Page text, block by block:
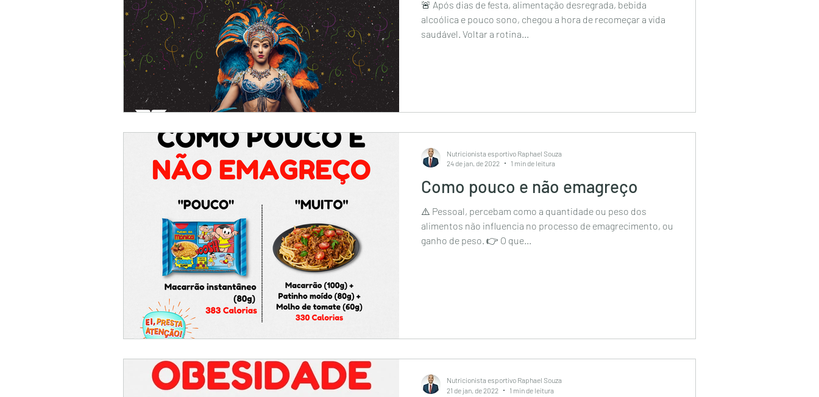
🚨 Após dias de festa, alimentação desregrada, bebida
alcoólica e pouco sono, chegou a hora de recomeçar a vida
saudável. Voltar a rotina...
Como pouco e não emagreço
⚠️ Pessoal, percebam como a quantidade ou peso dos
alimentos não influencia no processo de emagrecimento, ou
ganho de peso. 👉 O que...
Nutricionista esportivo Raphael Souza
24 de jan. de 2022
1 min de leitura
Nutricionista esportivo Raphael Souza
21 de jan. de 2022
1 min de leitura